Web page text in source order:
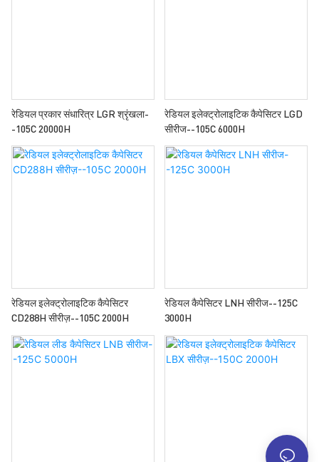
रेडियल प्रकार संधारित्र LGR श्रृंखला-
-105C 20000H
रेडियल इलेक्ट्रोलाइटिक कैपेसिटर LGD
सीरीज--105C 6000H
रेडियल इलेक्ट्रोलाइटिक कैपेसिटर
CD288H सीरीज़--105C 2000H
रेडियल कैपेसिटर LNH सीरीज--125C
3000H